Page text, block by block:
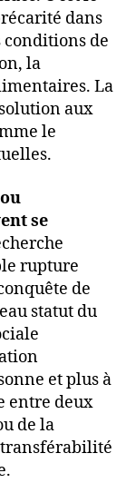
dans
conditions de
la
La
aux
le
se
rupture
de
statut du
et plus à
entre deux
de la
transférabilité